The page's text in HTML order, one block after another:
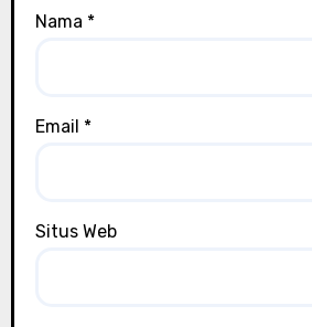
Nama *
Email *
Situs Web